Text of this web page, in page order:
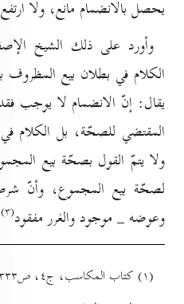
يحصل بالانضمام مانع، ولا
وأورد على ذلك الشيخ
الكلام في بطلان بيع
يقال: إنّ الانضمام لا يوجب
المقتضي للصحّة، بل الكلام
ولا يتمّ القول بصحّة بيع
لصحّة بيع المجموع، وأنّ
وعوضه _ موجود والغرر مفقود(۳)
(۱) کتاب المكاسب، ج٤، ص۳۳۳.